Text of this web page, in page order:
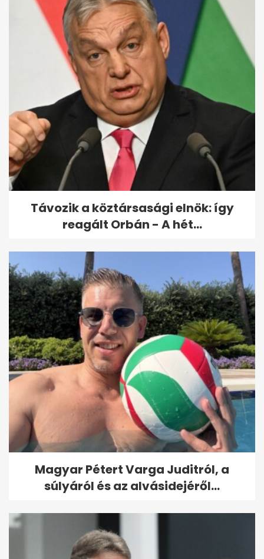
Tévhitvadászat: „csak az
időseknek van aranyere” - és
még 5...
Távozik a köztársasági elnök: így
reagált Orbán - A hét...
Magyar Pétert Varga Juditról, a
súlyáról és az alvásidejéről...